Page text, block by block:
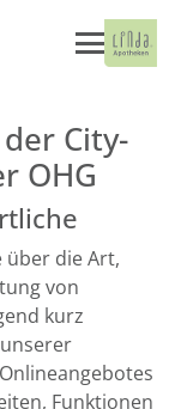
City-
OHG
über die Art,
von
kurz
Funktionen